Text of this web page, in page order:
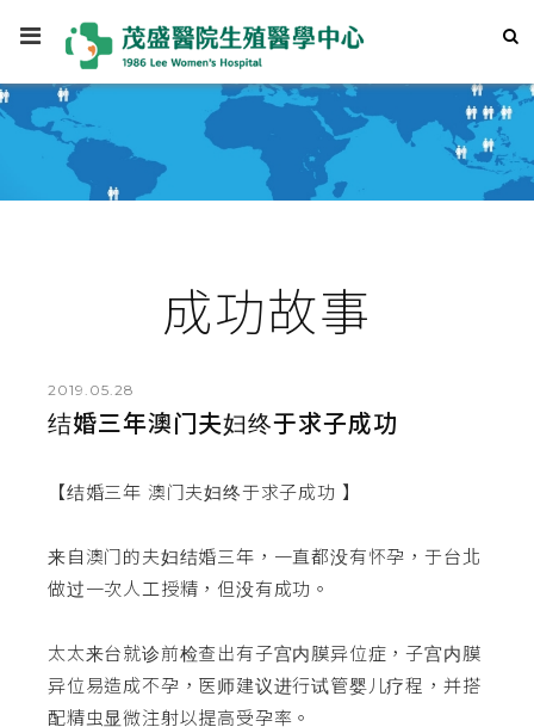
成功故事
2019.05.28
结婚三年澳门夫妇终于求子成功
【结婚三年 澳门夫妇终于求子成功 】
来自澳门的夫妇结婚三年，一直都没有怀孕，于台北
做过一次人工授精，但没有成功。
太太来台就诊前检查出有子宫内膜异位症，子宫内膜
异位易造成不孕，医师建议进行试管婴儿疗程，并搭
配精虫显微注射以提高受孕率。